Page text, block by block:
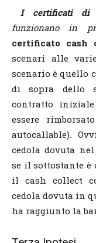
I certificati di
funzionano in
certificato cash
scenari alle
scenario è quello
di sopra dello
contratto
essere
autocallable).
cedola dovuta
se il sottostante
il cash collect
cedola dovuta in
ha raggiunto la